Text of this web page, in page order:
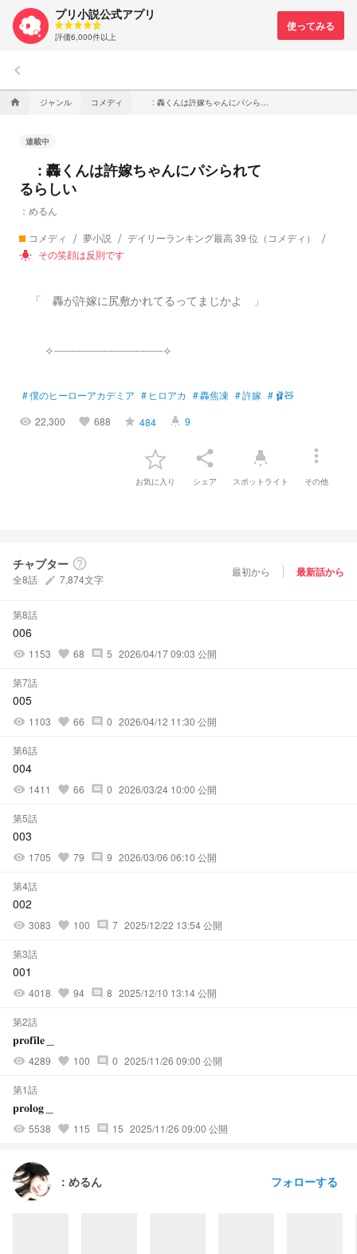
プリ小説公式アプリ
評価6,000件以上
keyboard_arrow_left
home ジャンル コメディ
連載中
: 轟くんは許嫁ちゃんにパシられて
るらしい
ㅤ：めるん︎︎︎︎
コメディ
夢小説 デイリーランキング最高 39 位（コメディ）
wb_incandescent その笑顔は反則です
「 轟が許嫁に尻敷かれてるってまじかよ 」
✧┈┈┈┈┈┈┈┈┈┈┈┈┈┈┈┈┈✧
#僕のヒーローアカデミア # ヒロアカ #轟焦凍 #許嫁 # 🩰🧸
visibility 22,300 favorite 688 grade 484 highlight 9
お気に入り
share
シェア
highlight
スポットライト
more_vert
その他
チャプター help_outline
全8話 create 7,874文字
最初から 最新話から
第8話
006
visibility 1153 favorite 68 comment 5 2026/04/17 09:03 公開
第7話
005
visibility 1103 favorite 66 comment 0 2026/04/12 11:30 公開
第6話
004
visibility 1411 favorite 66 comment 0 2026/03/24 10:00 公開
第5話
003
visibility 1705 favorite 79 comment 9 2026/03/06 06:10 公開
第4話
002
visibility 3083 favorite 100 comment 7 2025/12/22 13:54 公開
第3話
001
visibility 4018 favorite 94 comment 8 2025/12/10 13:14 公開
第2話
𝐩𝐫𝐨𝐟𝐢𝐥𝐞＿
visibility 4289 favorite 100 comment 0 2025/11/26 09:00 公開
第1話
𝐩𝐫𝐨𝐥𝐨𝐠＿
visibility 5538 favorite 115 comment 15 2025/11/26 09:00 公開
ㅤ：めるん︎︎︎︎ フォローする